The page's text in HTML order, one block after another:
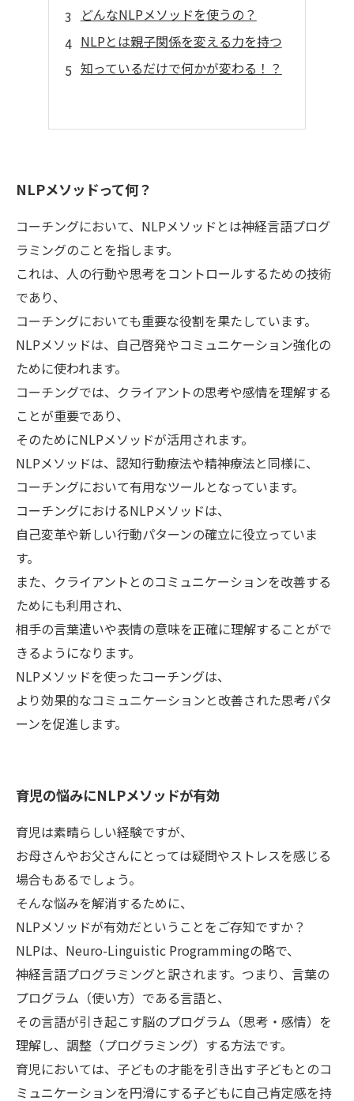
どんなNLPメソッドを使うの？
NLPとは親子関係を変える力を持つ
知っているだけで何かが変わる！？
NLPメソッドって何？
コーチングにおいて、NLPメソッドとは神経言語プログ
ラミングのことを指します。
これは、人の行動や思考をコントロールするための技術
であり、
コーチングにおいても重要な役割を果たしています。
NLPメソッドは、自己啓発やコミュニケーション強化の
ために使われます。
コーチングでは、クライアントの思考や感情を理解する
ことが重要であり、
そのためにNLPメソッドが活用されます。
NLPメソッドは、認知行動療法や精神療法と同様に、
コーチングにおいて有用なツールとなっています。
コーチングにおけるNLPメソッドは、
自己変革や新しい行動パターンの確立に役立っていま
す。
また、クライアントとのコミュニケーションを改善する
ためにも利用され、
相手の言葉遣いや表情の意味を正確に理解することがで
きるようになります。
NLPメソッドを使ったコーチングは、
より効果的なコミュニケーションと改善された思考パタ
ーンを促進します。
育児の悩みにNLPメソッドが有効
育児は素晴らしい経験ですが、
お母さんやお父さんにとっては疑問やストレスを感じる
場合もあるでしょう。
そんな悩みを解消するために、
NLPメソッドが有効だということをご存知ですか？
NLPは、Neuro-Linguistic Programmingの略で、
神経言語プログラミングと訳されます。つまり、言葉の
プログラム（使い方）である言語と、
その言語が引き起こす脳のプログラム（思考・感情）を
理解し、調整（プログラミング）する方法です。
育児においては、子どもの才能を引き出す子どもとのコ
ミュニケーションを円滑にする子どもに自己肯定感を持